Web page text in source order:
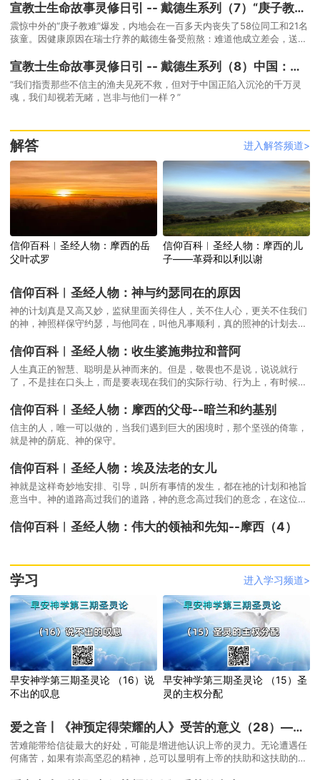
宣教士生命故事灵修日引 -- 戴德生系列（7）“庚子教难”中的安慰
震惊中外的“庚子教难”爆发，内地会在一百多天内丧失了58位同工和21名
孩童。因健康原因在瑞士疗养的戴德生备受煎熬：难道他成立差会，送宣
宣教士生命故事灵修日引 -- 戴德生系列（8）中国：属灵的需要与托付
“我们指责那些不信主的渔夫见死不救，但对于中国正陷入沉沦的千万灵
魂，我们却视若无睹，岂非与他们一样？”
解答 进入解答频道>
信仰百科︱圣经人物：摩西的岳
父叶忒罗
信仰百科︱圣经人物：摩西的儿
子——革舜和以利以谢
信仰百科︱圣经人物：神与约瑟同在的原因
神的计划真是又高又妙，监狱里面关得住人，关不住人心，更关不住我们
的神，神照样保守约瑟，与他同在，叫他凡事顺利，真的照神的计划去进
信仰百科︱圣经人物：收生婆施弗拉和普阿
人生真正的智慧、聪明是从神而来的。但是，敬畏也不是说，说说就行
了，不是挂在口头上，而是要表现在我们的实际行动、行为上，有时候甚
信仰百科︱圣经人物：摩西的父母--暗兰和约基别
信主的人，唯一可以做的，当我们遇到巨大的困境时，那个坚强的倚靠，
就是神的荫庇、神的保守。
信仰百科︱圣经人物：埃及法老的女儿
神就是这样奇妙地安排、引导，叫所有事情的发生，都在祂的计划和祂旨
意当中。神的道路高过我们的道路，神的意念高过我们的意念，在这位全
信仰百科︱圣经人物：伟大的领袖和先知--摩西（4）
学习 进入学习频道>
早安神学第三期圣灵论 （16）说
不出的叹息
早安神学第三期圣灵论 （15）圣
灵的主权分配
爱之音丨《神预定得荣耀的人》受苦的意义（28）—为上帝的荣耀受苦
苦难能带给信徒最大的好处，可能是增进他认识上帝的灵力。无论遭遇任
何痛苦，如果有崇高坚忍的精神，总可以显明有上帝的扶助和这扶助的力